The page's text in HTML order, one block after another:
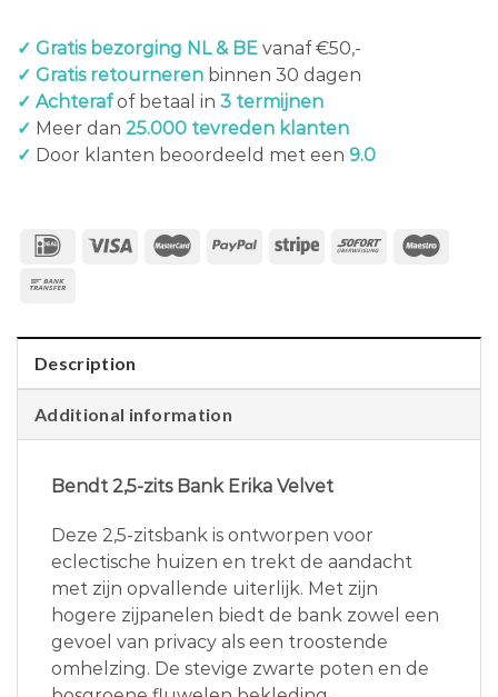
✓ Gratis bezorging NL & BE vanaf €50,-
✓ Gratis retourneren binnen 30 dagen
✓ Achterafof betaal in 3 termijnen
✓ Meer dan 25.000 tevreden klanten
✓ Door klanten beoordeeld met een 9.0
Description
Additional information
Bendt 2,5-zits Bank Erika Velvet
Deze 2,5-zitsbank is ontworpen voor
eclectische huizen en trekt de aandacht
met zijn opvallende uiterlijk. Met zijn
hogere zijpanelen biedt de bank zowel een
gevoel van privacy als een troostende
omhelzing. De stevige zwarte poten en de